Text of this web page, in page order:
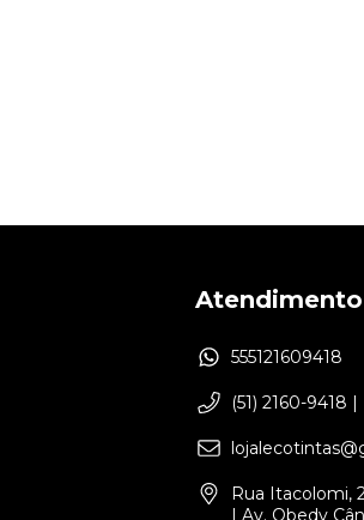
Atendimento
555121609418
(51) 2160-9418
Rua Itacolomi,
| Av. Obedy